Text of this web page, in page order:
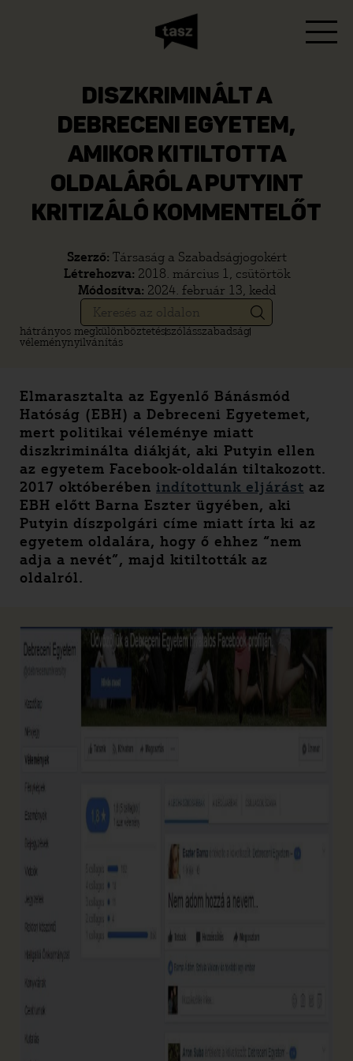
DISZKRIMINÁLT A
DEBRECENI EGYETEM,
AMIKOR KITILTOTTA
OLDALÁRÓL A PUTYINT
KRITIZÁLÓ KOMMENTELŐT
Szerző: Társaság a Szabadságjogokért
Létrehozva: 2018. március 1, csütörtök
Módosítva: 2024. február 13, kedd
hátrányos megkülönböztetésszólásszabadság
véleménynyilvánítás
Elmarasztalta az Egyenlő Bánásmód
Hatóság (EBH) a Debreceni Egyetemet,
mert politikai véleménye miatt
diszkriminálta diákját, aki Putyin ellen
az egyetem Facebook-oldalán tiltakozott.
2017 októberében indítottunk eljárást az
EBH előtt Barna Eszter ügyében, aki
Putyin díszpolgári címe miatt írta ki az
egyetem oldalára, hogy ő ehhez “nem
adja a nevét”, majd kitiltották az
oldalról.